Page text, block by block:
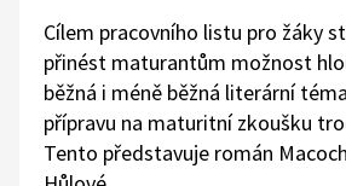
Cílem pracovního listu pro žáky
přinést maturantům možnost
běžná i méně běžná literární
přípravu na maturitní zkoušku
Tento představuje román